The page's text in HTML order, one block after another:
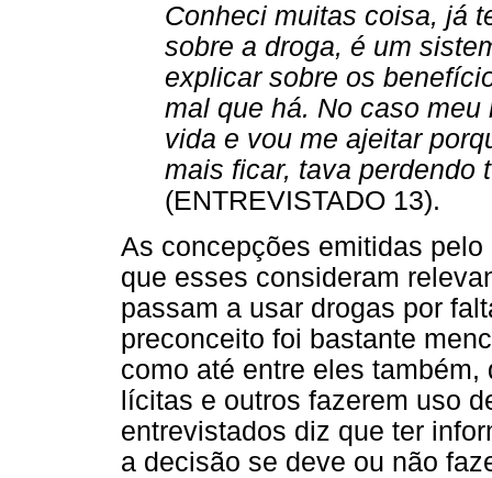
Conheci muitas coisa, já
sobre a droga, é um
explicar sobre os
mal que há. No caso
vida e vou me ajeitar
mais ficar, tava perdendo
(ENTREVISTADO 13).
As concepções emitidas
que esses consideram
passam a usar drogas por
preconceito foi bastante
como até entre eles
lícitas e outros fazerem uso
entrevistados diz que ter
a decisão se deve ou não